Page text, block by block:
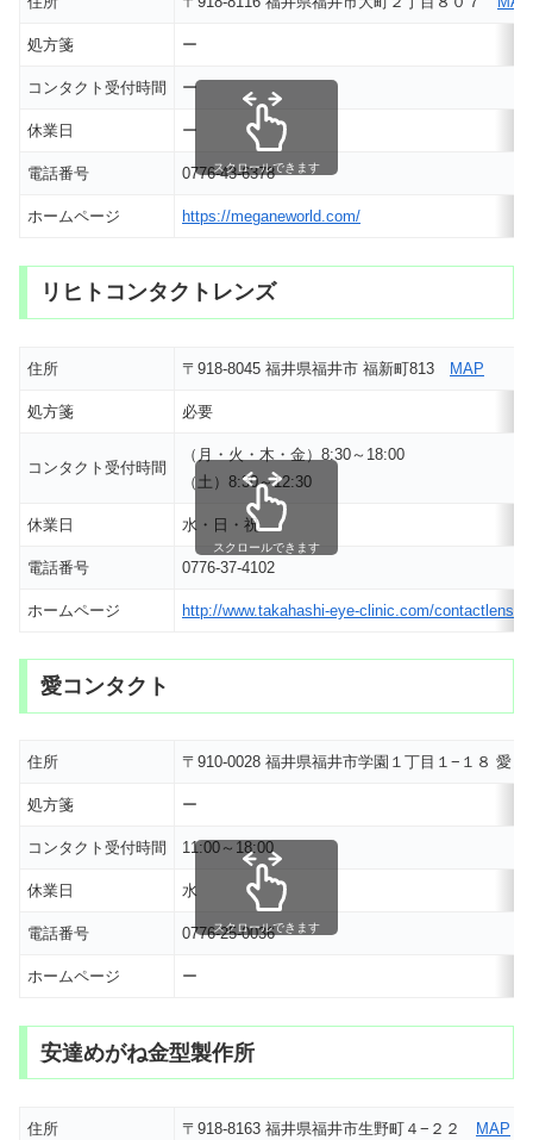
処方箋 ー
コンタクト受付時間 ー
休業日 ー
電話番号 0776-43-6378
ホームページ https://meganeworld.com/
スクロールできます
リヒトコンタクトレンズ
住所 〒918-8045 福井県福井市 福新町813 MAP
処方箋 必要
コンタクト受付時間
（月・火・木・金）8:30～18:00
（土）8:30～12:30
休業日 水・日・祝
電話番号 0776-37-4102
ホームページ http://www.takahashi-eye-clinic.com/contactlens/
スクロールできます
愛コンタクト
住所 〒910-0028 福井県福井市学園１丁目１−１８ 愛
処方箋 ー
コンタクト受付時間 11:00～18:00
休業日 水
電話番号 0776-25-0036
ホームページ ー
スクロールできます
安達めがね金型製作所
住所 〒918-8163 福井県福井市生野町４−２２ MAP